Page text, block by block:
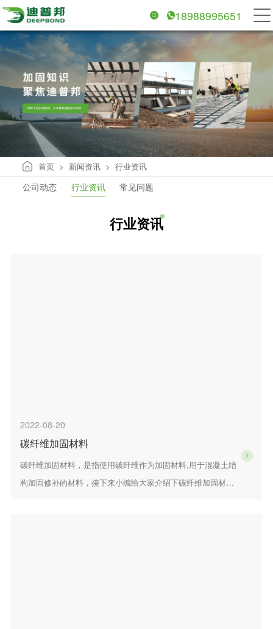
18988995651
首页> 新闻资讯> 行业资讯
公司动态 行业资讯 常见问题
行业资讯
2022-08-20
碳纤维加固材料
碳纤维加固材料，是指使用碳纤维作为加固材料,用于混凝土结
构加固修补的材料，接下来小编给大家介绍下碳纤维加固材